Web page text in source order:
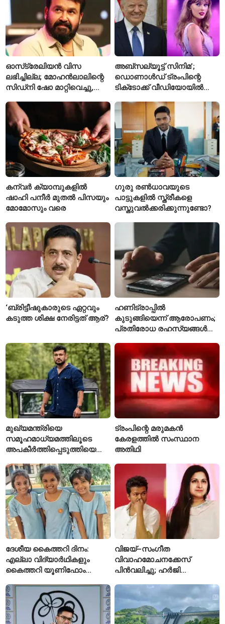
ഓസ്‌ട്രേലിയൻ വിസ
ലഭിച്ചില്ല; മോഹൻലാലിന്റെ
സിഡ്‌നി ഷോ മാറ്റിവെച്ചു,
ചോദിച്ച് താരം
അബ്സല്യൂട്ട് സിനിമ’;
ഡൊണാൾഡ് ട്രംപിന്റെ
ടിക്‌ടോക്ക് വീഡിയോയിൽ
‘August’ നീക്കം ചെയ്തു
കന്വർ ക്യാമ്പുകളിൽ
ഷാഹി പനീർ മുതൽ പിസയും
മോമോസും വരെ
ഗുരു രൺധാവയുടെ
പാട്ടുകളിൽ സ്ത്രീകളെ
വസ്തുവൽക്കരിക്കുന്നുണ്ടോ?
‘ബ്രിട്ടീഷുകാരുടെ ഏറ്റവും
കടുത്ത ശിക്ഷ നേരിട്ടത് ആര്?
ഹണിട്രാപ്പിൽ
കുടുങ്ങിയെന്ന് ആരോപണം;
പ്രതിരോധ രഹസ്യങ്ങൾ
വിങ് കമാൻഡർ അറസ്റ്റിൽ
മുഖ്യമന്ത്രിയെ
സമൂഹമാധ്യമത്തിലൂടെ
അപകീർത്തിപ്പെടുത്തിയെന്ന്
ആയങ്കിക്കെതിരെ പുതിയ
കേസ്
ട്രംപിന്റെ മരുമകൻ
കേരളത്തിൽ സംസ്ഥാന
അതിഥി
ദേശീയ കൈത്തറി ദിനം:
എല്ലാ വിദ്യാർഥികളും
കൈത്തറി യൂണിഫോം
സ്കൂൾ വേറിട്ട മാതൃക
വിജയ്–സംഗീത
വിവാഹമോചനക്കേസ്
പിൻവലിച്ചു; ഹർജി
അവസാനിപ്പിച്ച് കോടതി